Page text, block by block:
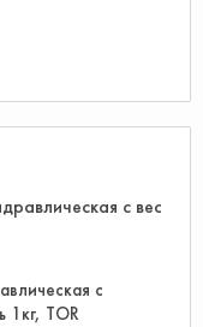
с
1кг, TOR